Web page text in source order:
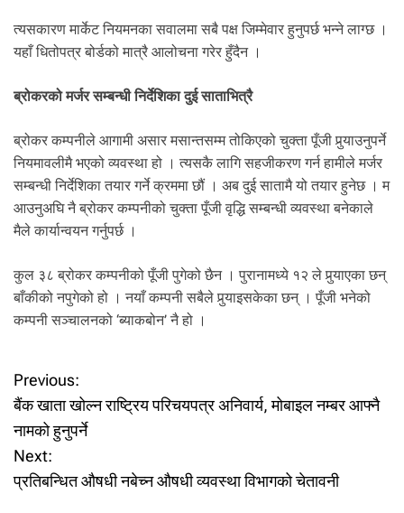
त्यसकारण मार्केट नियमनका सवालमा सबै पक्ष जिम्मेवार हुनुपर्छ भन्ने लाग्छ ।
यहाँ धितोपत्र बोर्डको मात्रै आलोचना गरेर हुँदैन ।
ब्रोकरको मर्जर सम्बन्धी निर्देशिका दुई साताभित्रै
ब्रोकर कम्पनीले आगामी असार मसान्तसम्म तोकिएको चुक्ता पूँजी पुर्‍याउनुपर्ने
नियमावलीमै भएको व्यवस्था हो । त्यसकै लागि सहजीकरण गर्न हामीले मर्जर
सम्बन्धी निर्देशिका तयार गर्ने क्रममा छौं । अब दुई सातामै यो तयार हुनेछ । म
आउनुअघि नै ब्रोकर कम्पनीको चुक्ता पूँजी वृद्धि सम्बन्धी व्यवस्था बनेकाले
मैले कार्यान्वयन गर्नुपर्छ ।
कुल ३८ ब्रोकर कम्पनीको पूँजी पुगेको छैन । पुरानामध्ये १२ ले पुर्‍याएका छन्
बाँकीको नपुगेको हो । नयाँ कम्पनी सबैले पुर्‍याइसकेका छन् । पूँजी भनेको
कम्पनी सञ्चालनको ‘ब्याकबोन’ नै हो ।
P
o
s
Previous:
बैंक खाता खोल्न राष्ट्रिय परिचयपत्र अनिवार्य, मोबाइल नम्बर आफ्नै
नामको हुनुपर्ने
Next:
प्रतिबन्धित औषधी नबेच्न औषधी व्यवस्था विभागको चेतावनी